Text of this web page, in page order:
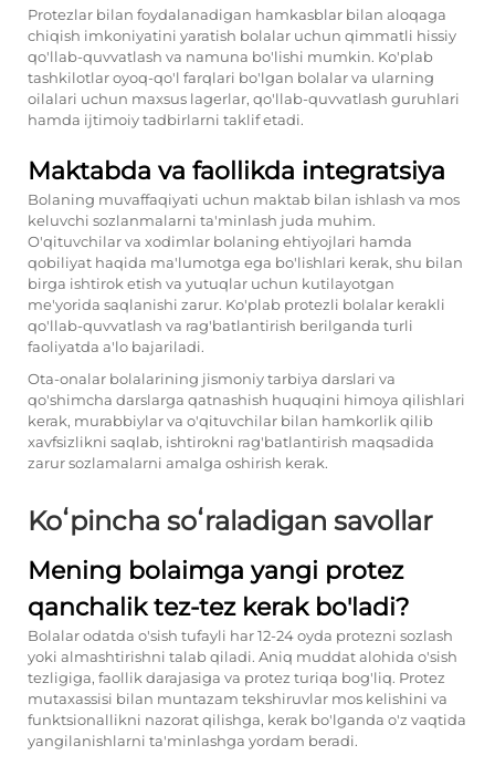
Protezlar bilan foydalanadigan hamkasblar bilan aloqaga
chiqish imkoniyatini yaratish bolalar uchun qimmatli hissiy
qo'llab-quvvatlash va namuna bo'lishi mumkin. Ko'plab
tashkilotlar oyoq-qo'l farqlari bo'lgan bolalar va ularning
oilalari uchun maxsus lagerlar, qo'llab-quvvatlash guruhlari
hamda ijtimoiy tadbirlarni taklif etadi.
Maktabda va faollikda integratsiya
Bolaning muvaffaqiyati uchun maktab bilan ishlash va mos
keluvchi sozlanmalarni ta'minlash juda muhim.
O'qituvchilar va xodimlar bolaning ehtiyojlari hamda
qobiliyat haqida ma'lumotga ega bo'lishlari kerak, shu bilan
birga ishtirok etish va yutuqlar uchun kutilayotgan
me'yorida saqlanishi zarur. Ko'plab protezli bolalar kerakli
qo'llab-quvvatlash va rag'batlantirish berilganda turli
faoliyatda a'lo bajariladi.
Ota-onalar bolalarining jismoniy tarbiya darslari va
qo'shimcha darslarga qatnashish huquqini himoya qilishlari
kerak, murabbiylar va o'qituvchilar bilan hamkorlik qilib
xavfsizlikni saqlab, ishtirokni rag'batlantirish maqsadida
zarur sozlamalarni amalga oshirish kerak.
Koʻpincha soʻraladigan savollar
Mening bolaimga yangi protez
qanchalik tez-tez kerak bo'ladi?
Bolalar odatda o'sish tufayli har 12-24 oyda protezni sozlash
yoki almashtirishni talab qiladi. Aniq muddat alohida o'sish
tezligiga, faollik darajasiga va protez turiqa bog'liq. Protez
mutaxassisi bilan muntazam tekshiruvlar mos kelishini va
funktsionallikni nazorat qilishga, kerak bo'lganda o'z vaqtida
yangilanishlarni ta'minlashga yordam beradi.